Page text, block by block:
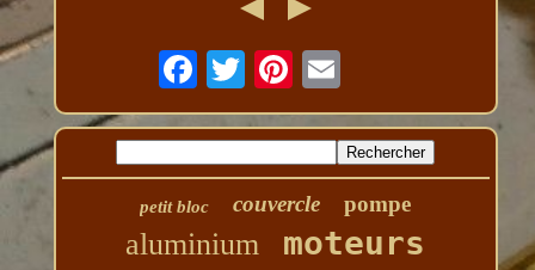
petit bloc couvercle pompe
aluminium moteurs